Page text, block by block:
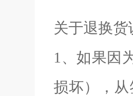
关于退换货
1、如果因
损坏），